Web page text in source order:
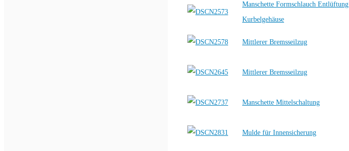
Manschette Formschlauch Entlüftung
Kurbelgehäuse
Mittlerer Bremsseilzug
Mittlerer Bremsseilzug
Manschette Mittelschaltung
Mulde für Innensicherung